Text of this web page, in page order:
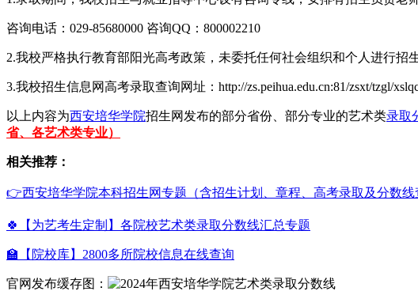
咨询电话：029-85680000 咨询QQ：800002210
2.我校严格执行教育部阳光高考政策，未委托任何社会组织和个人进行招
3.我校招生信息网高考录取查询网址：http://zs.peihua.edu.cn:81/zsxt/tzgl/
以上内容为西安培华学院招生网发布的部分省份、部分专业的艺术类录取
省、各艺术类专业）
相关推荐：
👉西安培华学院本科招生网专题（含招生计划、章程、高考录取及分数线
🍀【为艺考生定制】各院校艺术类录取分数线汇总专题
🏫【院校库】2800多所院校信息在线查询
官网发布缓存图：